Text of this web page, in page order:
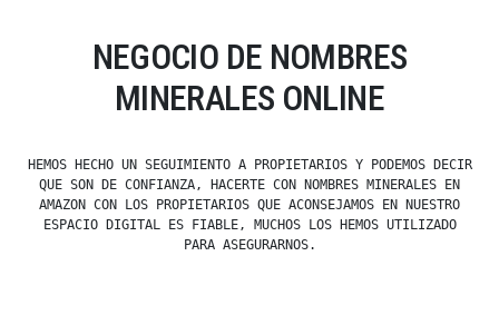
NEGOCIO DE NOMBRES
MINERALES ONLINE
HEMOS HECHO UN SEGUIMIENTO A PROPIETARIOS Y PODEMOS DECIR
QUE SON DE CONFIANZA, HACERTE CON NOMBRES MINERALES EN
AMAZON CON LOS PROPIETARIOS QUE ACONSEJAMOS EN NUESTRO
ESPACIO DIGITAL ES FIABLE, MUCHOS LOS HEMOS UTILIZADO
PARA ASEGURARNOS.